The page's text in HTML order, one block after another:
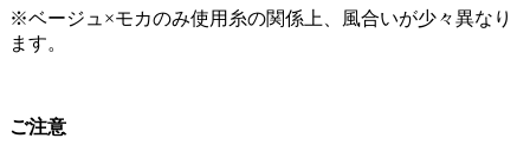
※ベージュ×モカのみ使用糸の関係上、風合いが少々異なり
ます。
ご注意